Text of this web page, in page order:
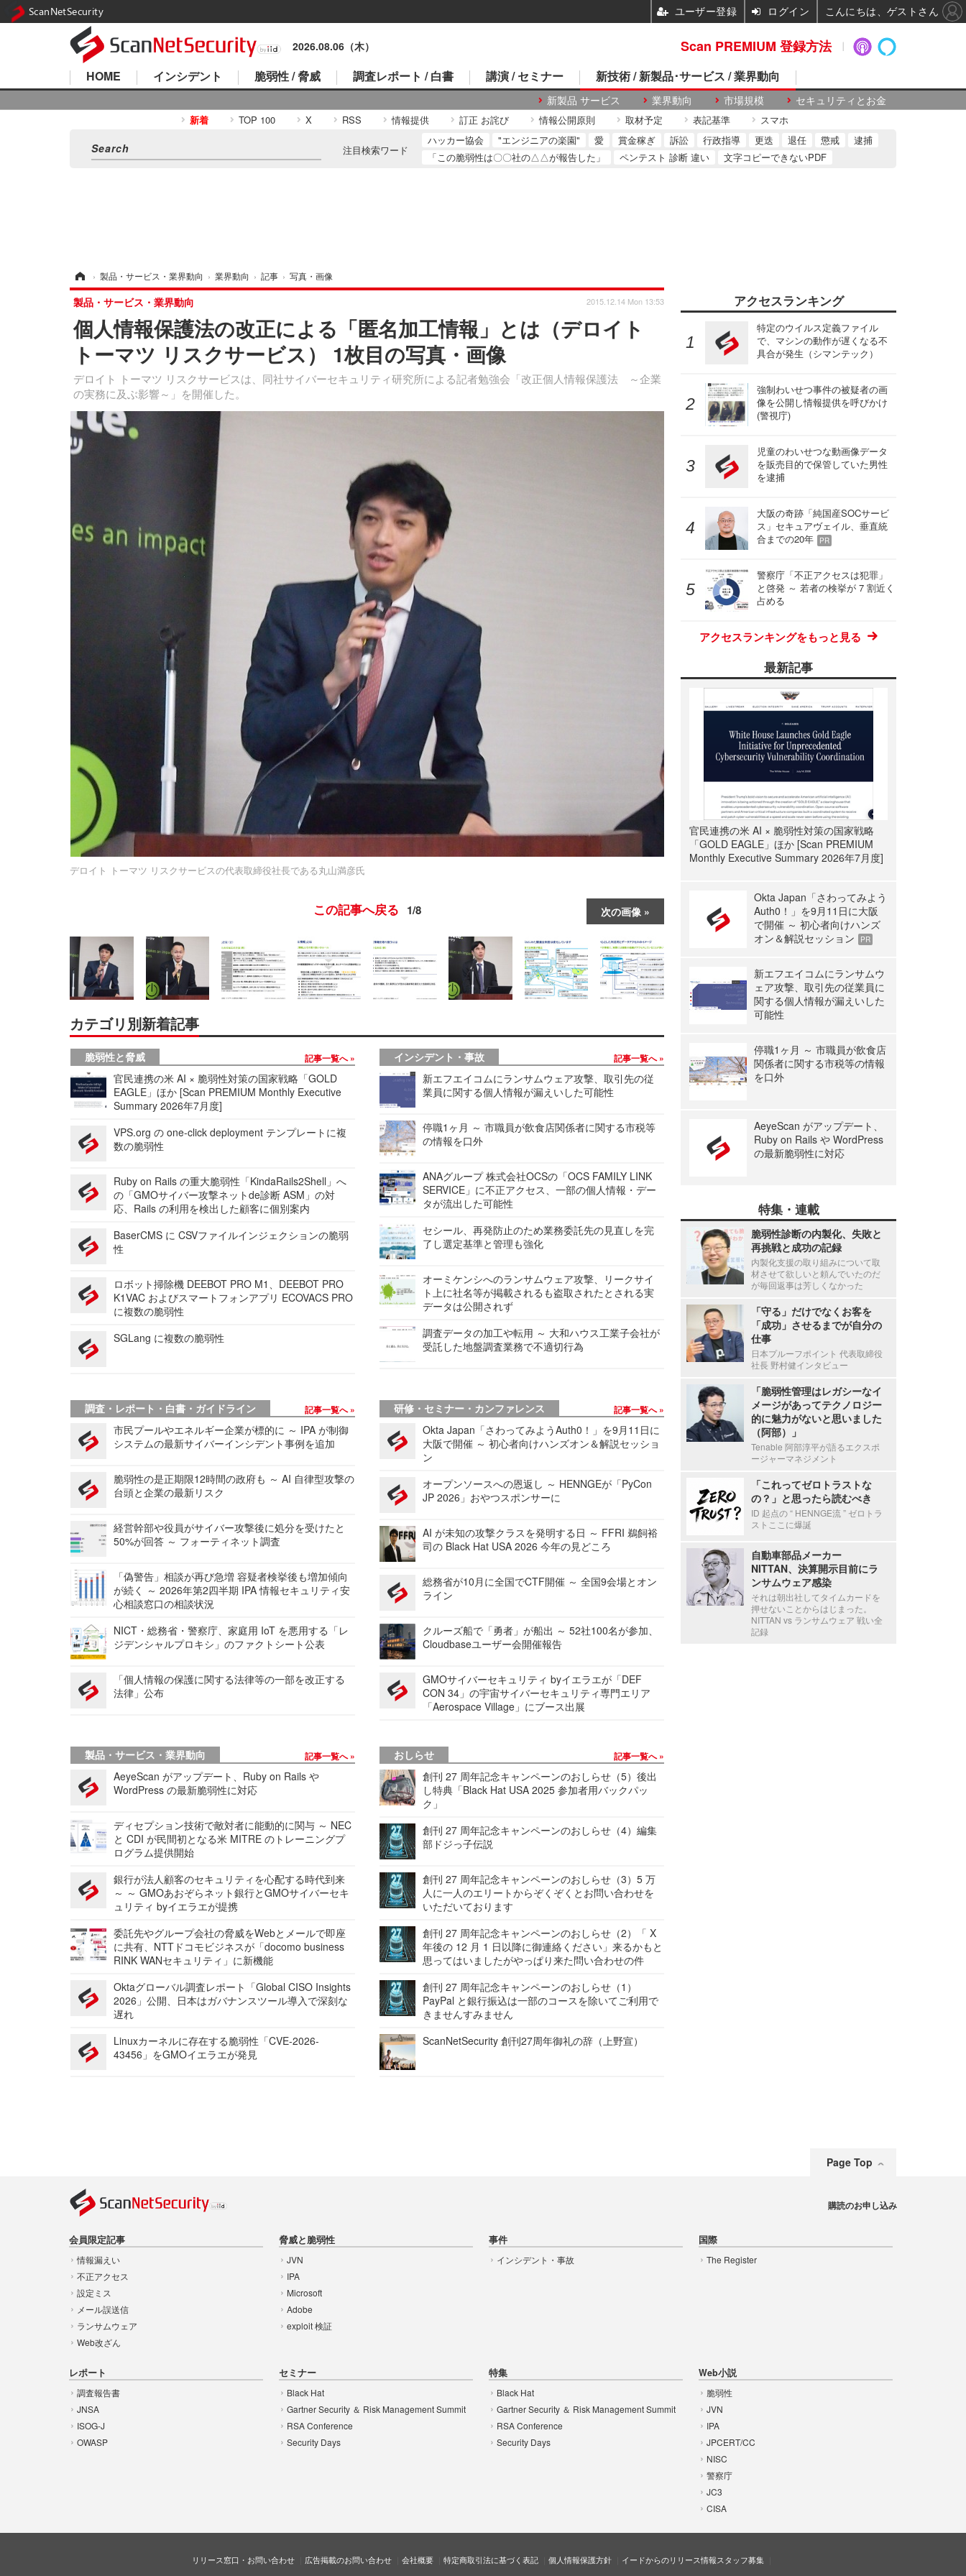
2026.08.06（木）
HOME インシデント 脆弱性 / 脅威 調査レポート / 白書 講演 / セミナー 新技術 / 新製品･サービス / 業界動向
新製品 サービス 業界動向 市場規模 セキュリティとお金
新着 TOP 100 X RSS 情報提供 訂正 お詫び 情報公開原則 取材予定 表記基準 スマホ
注目検索ワード
ハッカー協会 "エンジニアの楽園" 愛 賞金稼ぎ 訴訟 行政指導 更迭 退任 懲戒
逮捕
「この脆弱性は〇〇社の△△が報告した」
ペンテスト 診断 違い 文字コピーできないPDF
› 製品・サービス・業界動向 › 業界動向 › 記事 › 写真・画像
個人情報保護法の改正による「匿名加工情報」とは（デロイト
トーマツ リスクサービス） 1枚目の写真・画像
デロイト トーマツ リスクサービスは、同社サイバーセキュリティ研究所による記者勉強会「改正個人情報保護法 ～企業
の実務に及ぶ影響～」を開催した。
製品・サービス・業界動向 2015.12.14 Mon 13:53
デロイト トーマツ リスクサービスの代表取締役社長である丸山満彦氏
次の画像
この記事へ戻る 1/8
カテゴリ別新着記事
脆弱性と脅威 記事一覧へ
官民連携の米 AI × 脆弱性対策の国家戦略「GOLD
EAGLE」ほか [Scan PREMIUM Monthly Executive
Summary 2026年7月度]
VPS.org の one-click deployment テンプレートに複
数の脆弱性
Ruby on Rails の重大脆弱性「KindaRails2Shell」へ
の「GMOサイバー攻撃ネットde診断 ASM」の対
応、Rails の利用を検出した顧客に個別案内
BaserCMS に CSVファイルインジェクションの脆弱
性
ロボット掃除機 DEEBOT PRO M1、DEEBOT PRO
K1VAC およびスマートフォンアプリ ECOVACS PRO
に複数の脆弱性
SGLang に複数の脆弱性
インシデント・事故 記事一覧へ
新エフエイコムにランサムウェア攻撃、取引先の従
業員に関する個人情報が漏えいした可能性
停職1ヶ月 ～ 市職員が飲食店関係者に関する市税等
の情報を口外
ANAグループ 株式会社OCSの「OCS FAMILY LINK
SERVICE」に不正アクセス、一部の個人情報・デー
タが流出した可能性
セシール、再発防止のため業務委託先の見直しを完
了し選定基準と管理も強化
オーミケンシへのランサムウェア攻撃、リークサイ
ト上に社名等が掲載されるも盗取されたとされる実
データは公開されず
調査データの加工や転用 ～ 大和ハウス工業子会社が
受託した地盤調査業務で不適切行為
調査・レポート・白書・ガイドライン 記事一覧へ
市民プールやエネルギー企業が標的に ～ IPA が制御
システムの最新サイバーインシデント事例を追加
脆弱性の是正期限12時間の政府も ～ AI 自律型攻撃の
台頭と企業の最新リスク
経営幹部や役員がサイバー攻撃後に処分を受けたと
50%が回答 ～ フォーティネット調査
「偽警告」相談が再び急増 容疑者検挙後も増加傾向
が続く ～ 2026年第2四半期 IPA 情報セキュリティ安
心相談窓口の相談状況
NICT・総務省・警察庁、家庭用 IoT を悪用する「レ
ジデンシャルプロキシ」のファクトシート公表
「個人情報の保護に関する法律等の一部を改正する
法律」公布
研修・セミナー・カンファレンス 記事一覧へ
Okta Japan「さわってみようAuth0！」を9月11日に
大阪で開催 ～ 初心者向けハンズオン＆解説セッショ
ン
オープンソースへの恩返し ～ HENNGEが「PyCon
JP 2026」おやつスポンサーに
AI が未知の攻撃クラスを発明する日 ～ FFRI 鵜飼裕
司の Black Hat USA 2026 今年の見どころ
総務省が10月に全国でCTF開催 ～ 全国9会場とオン
ライン
クルーズ船で「勇者」が船出 ～ 52社100名が参加、
Cloudbaseユーザー会開催報告
GMOサイバーセキュリティ byイエラエが「DEF
CON 34」の宇宙サイバーセキュリティ専門エリア
「Aerospace Village」にブース出展
製品・サービス・業界動向 記事一覧へ
AeyeScan がアップデート、Ruby on Rails や
WordPress の最新脆弱性に対応
ディセプション技術で敵対者に能動的に関与 ～ NEC
と CDI が民間初となる米 MITRE のトレーニングプ
ログラム提供開始
銀行が法人顧客のセキュリティを心配する時代到来
～ ～ GMOあおぞらネット銀行とGMOサイバーセキ
ュリティ byイエラエが提携
委託先やグループ会社の脅威をWebとメールで即座
に共有、NTTドコモビジネスが「docomo business
RINK WANセキュリティ」に新機能
Oktaグローバル調査レポート「Global CISO Insights
2026」公開、日本はガバナンスツール導入で深刻な
遅れ
Linuxカーネルに存在する脆弱性「CVE-2026-
43456」をGMOイエラエが発見
おしらせ 記事一覧へ
創刊 27 周年記念キャンペーンのおしらせ（5）後出
し特典「Black Hat USA 2025 参加者用バックパッ
ク」
創刊 27 周年記念キャンペーンのおしらせ（4）編集
部ドジっ子伝説
創刊 27 周年記念キャンペーンのおしらせ（3）5 万
人に一人のエリートからぞくぞくとお問い合わせを
いただいております
創刊 27 周年記念キャンペーンのおしらせ（2）「 X
年後の 12 月 1 日以降に御連絡ください」来るかもと
思ってはいましたがやっぱり来た問い合わせの件
創刊 27 周年記念キャンペーンのおしらせ（1）
PayPal と銀行振込は一部のコースを除いてご利用で
きませんすみません
ScanNetSecurity 創刊27周年御礼の辞（上野宣）
アクセスランキング
特定のウイルス定義ファイル
で、マシンの動作が遅くなる不
具合が発生（シマンテック）
強制わいせつ事件の被疑者の画
像を公開し情報提供を呼びかけ
(警視庁)
児童のわいせつな動画像データ
を販売目的で保管していた男性
を逮捕
大阪の奇跡「純国産SOCサービ
ス」セキュアヴェイル、垂直統
合までの20年
PR
警察庁「不正アクセスは犯罪」
と啓発 ～ 若者の検挙が 7 割近く
占める
アクセスランキングをもっと見る
最新記事
官民連携の米 AI × 脆弱性対策の国家戦略
「GOLD EAGLE」ほか [Scan PREMIUM
Monthly Executive Summary 2026年7月度]
Okta Japan「さわってみよう
Auth0！」を9月11日に大阪
で開催 ～ 初心者向けハンズ
オン＆解説セッション
PR
新エフエイコムにランサムウ
ェア攻撃、取引先の従業員に
関する個人情報が漏えいした
可能性
停職1ヶ月 ～ 市職員が飲食店
関係者に関する市税等の情報
を口外
AeyeScan がアップデート、
Ruby on Rails や WordPress
の最新脆弱性に対応
特集・連載
脆弱性診断の内製化、失敗と
再挑戦と成功の記録
内製化支援の取り組みについて取
材させて欲しいと頼んでいたのだ
が毎回返事は芳しくなかった
「守る」だけでなくお客を
「成功」させるまでが自分の
仕事
日本プルーフポイント 代表取締役
社長 野村健インタビュー
「脆弱性管理はレガシーなイ
メージがあってテクノロジー
的に魅力がないと思いました
（阿部）」
Tenable 阿部淳平が語るエクスポ
ージャーマネジメント
「これってゼロトラストな
の？」と思ったら読むべき
ID 起点の “ HENNGE流 ” ゼロトラ
ストここに爆誕
自動車部品メーカー
NITTAN、決算開示目前にラ
ンサムウェア感染
それは朝出社してタイムカードを
押せないことからはじまった。
NITTAN vs ランサムウェア 戦い全
記録
Page Top
会員限定記事
情報漏えい
不正アクセス
設定ミス
メール誤送信
ランサムウェア
Web改ざん
脅威と脆弱性
JVN
IPA
Microsoft
Adobe
exploit 検証
事件
インシデント・事故
国際
The Register
レポート
調査報告書
JNSA
ISOG-J
OWASP
セミナー
Black Hat
Gartner Security ＆ Risk Management Summit
RSA Conference
Security Days
特集
Black Hat
Gartner Security ＆ Risk Management Summit
RSA Conference
Security Days
Web小説
脆弱性
JVN
IPA
JPCERT/CC
NISC
警察庁
JC3
CISA
購読のお申し込み
リリース窓口・お問い合わせ 広告掲載のお問い合わせ 会社概要 特定商取引法に基づく表記 個人情報保護方針 イードからのリリース情報スタッフ募集
Scan PREMIUM 登録方法
ScanNetSecurity ユーザー登録 ログイン こんにちは、ゲストさん